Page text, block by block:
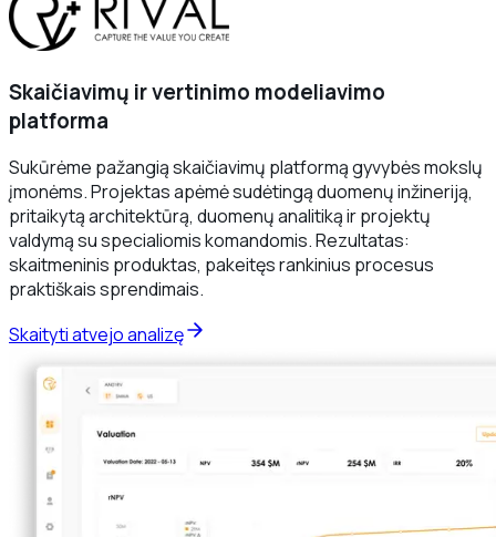
Skaičiavimų ir vertinimo modeliavimo
platforma
Sukūrėme pažangią skaičiavimų platformą gyvybės mokslų
įmonėms. Projektas apėmė sudėtingą duomenų inžineriją,
pritaikytą architektūrą, duomenų analitiką ir projektų
valdymą su specialiomis komandomis. Rezultatas:
skaitmeninis produktas, pakeitęs rankinius procesus
praktiškais sprendimais.
Skaityti atvejo analizę